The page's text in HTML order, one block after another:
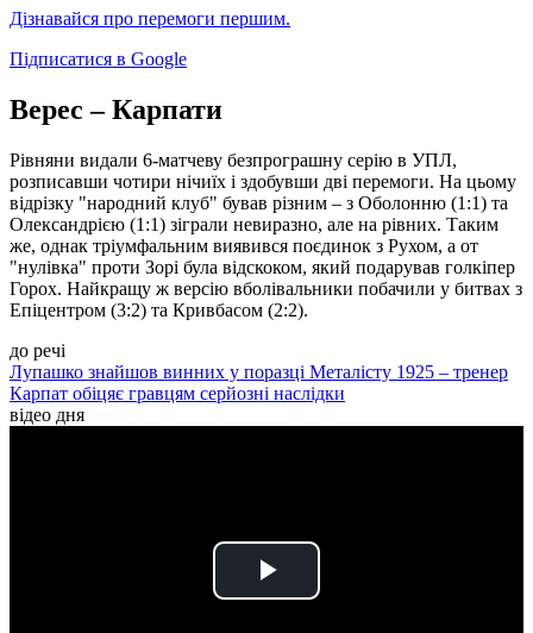
Дізнавайся про перемоги першим.
Підписатися в Google
Верес – Карпати
Рівняни видали 6-матчеву безпрограшну серію в УПЛ,
розписавши чотири нічиїх і здобувши дві перемоги. На цьому
відрізку "народний клуб" бував різним – з Оболонню (1:1) та
Олександрією (1:1) зіграли невиразно, але на рівних. Таким
же, однак тріумфальним виявився поєдинок з Рухом, а от
"нулівка" проти Зорі була відскоком, який подарував голкіпер
Горох. Найкращу ж версію вболівальники побачили у битвах з
Епіцентром (3:2) та Кривбасом (2:2).
до речі
Лупашко знайшов винних у поразці Металісту 1925 – тренер
Карпат обіцяє гравцям серйозні наслідки
відео дня
Play